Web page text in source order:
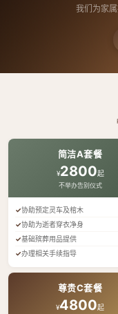
我们为家
简洁A套餐
¥2800起
不举办告别仪式
协助预定灵车及棺木
协助为逝者穿衣净身
基础殡葬用品提供
办理相关手续指导
尊贵C套餐
¥4800起